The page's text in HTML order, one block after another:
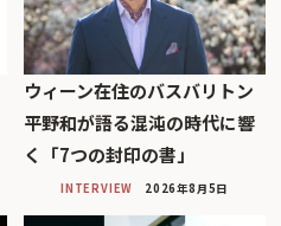
ウィーン在住のバスバリトン
平野和が語る混沌の時代に響
く「7つの封印の書」
INTERVIEW 2026年8月5日